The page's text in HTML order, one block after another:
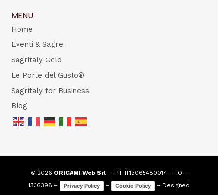
MENU
Home
Eventi & Sagre
Sagritaly Gold
Le Porte del Gusto®
Sagritaly for Business
Blog
© 2026 ORIGAMI Web Srl– P.I. IT13065480017 – TO –
1336398 –
Privacy Policy – Cookie Policy
– Designed